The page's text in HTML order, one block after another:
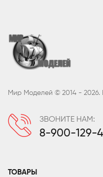
Мир Моделей © 2014 -
ЗВОНИТЕ НАМ:
8-900-129-
ТОВАРЫ